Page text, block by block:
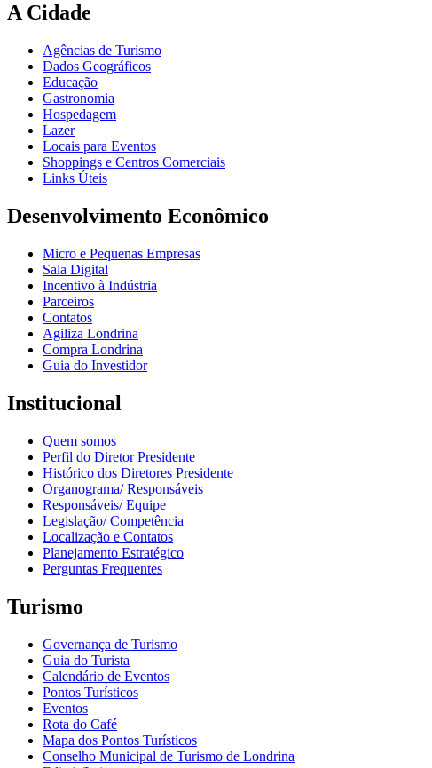
A Cidade
Agências de Turismo
Dados Geográficos
Educação
Gastronomia
Hospedagem
Lazer
Locais para Eventos
Shoppings e Centros Comerciais
Links Úteis
Desenvolvimento Econômico
Micro e Pequenas Empresas
Sala Digital
Incentivo à Indústria
Parceiros
Contatos
Agiliza Londrina
Compra Londrina
Guia do Investidor
Institucional
Quem somos
Perfil do Diretor Presidente
Histórico dos Diretores Presidente
Organograma/ Responsáveis
Responsáveis/ Equipe
Legislação/ Competência
Localização e Contatos
Planejamento Estratégico
Perguntas Frequentes
Turismo
Governança de Turismo
Guia do Turista
Calendário de Eventos
Pontos Turísticos
Eventos
Rota do Café
Mapa dos Pontos Turísticos
Conselho Municipal de Turismo de Londrina